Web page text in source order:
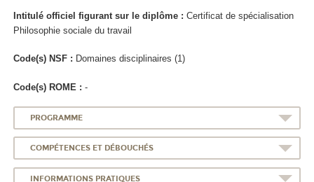
Intitulé officiel figurant sur le diplôme : Certificat de spécialisation
Philosophie sociale du travail
Code(s) NSF : Domaines disciplinaires (1)
Code(s) ROME : -
PROGRAMME
COMPÉTENCES ET DÉBOUCHÉS
INFORMATIONS PRATIQUES